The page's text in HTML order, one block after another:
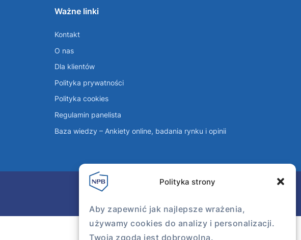
Polityka strony
Aby zapewnić jak najlepsze wrażenia,
używamy cookies do analizy i personalizacji.
Twoja zgoda jest dobrowolna.
Ważne linki
Kontakt
O nas
Dla klientów
Polityka prywatności
Polityka cookies
Regulamin panelista
Baza wiedzy – Ankiety online, badania rynku i opinii